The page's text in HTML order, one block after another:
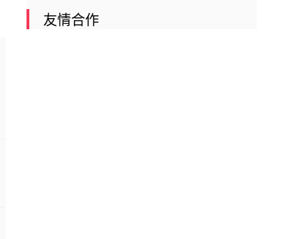
友情合作